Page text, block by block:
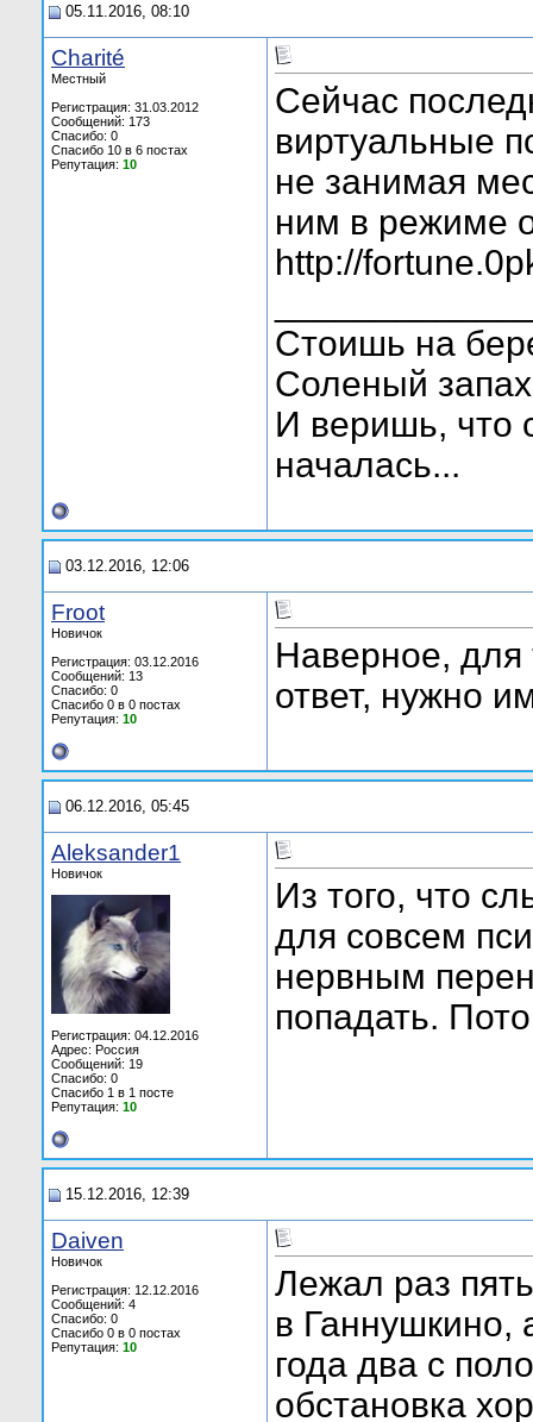
05.11.2016, 08:10
Charité
Местный
Регистрация: 31.03.2012
Сообщений: 173
Спасибо: 0
Спасибо 10 в 6 постах
Репутация: 10
Сейчас
виртуальные
не занимая
ним в режиме
http://
Стоишь на
Соленый
И веришь, что
началась...
03.12.2016, 12:06
Froot
Новичок
Регистрация: 03.12.2016
Сообщений: 13
Спасибо: 0
Спасибо 0 в 0 постах
Репутация: 10
Наверное, для
ответ, нужно
06.12.2016, 05:45
Aleksander1
Новичок
Регистрация: 04.12.2016
Адрес: Россия
Сообщений: 19
Спасибо: 0
Спасибо 1 в 1 посте
Репутация: 10
Из того, что
для совсем
нервным
попадать.
15.12.2016, 12:39
Daiven
Новичок
Регистрация: 12.12.2016
Сообщений: 4
Спасибо: 0
Спасибо 0 в 0 постах
Репутация: 10
Лежал раз
в Ганнушкино,
года два с
обстановка